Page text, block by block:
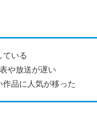
ている
や放送が遅い
品に人気が移った